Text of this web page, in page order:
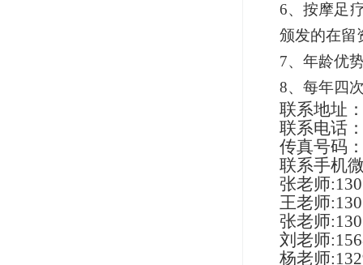
6、按摩足
颁发的在留
7、年龄优
8、每年四
联系地址
联系电话
传真号码
联系手机
张老师
王老师:
张老师
刘老师:
杨老师: